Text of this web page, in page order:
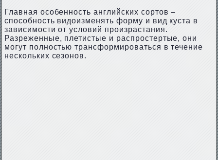
Главная особенность английских сортов –
способность видоизменять форму и вид куста в
зависимости от условий произрастания.
Разреженные, плетистые и распростертые, они
могут полностью трансформироваться в течение
нескольких сезонов.